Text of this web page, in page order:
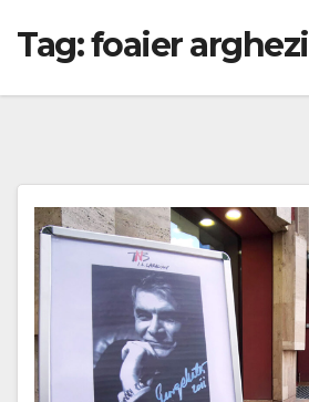
Tag:foaier arghezi